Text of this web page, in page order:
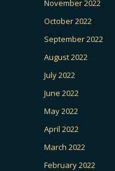
November 2022
October 2022
September 2022
August 2022
July 2022
June 2022
May 2022
April 2022
March 2022
February 2022